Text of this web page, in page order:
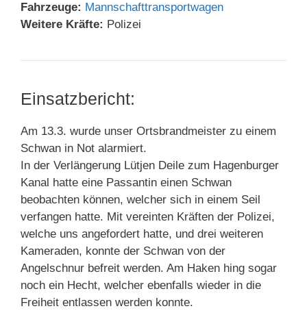
Fahrzeuge: Mannschafttransportwagen
Weitere Kräfte: Polizei
Einsatzbericht:
Am 13.3. wurde unser Ortsbrandmeister zu einem
Schwan in Not alarmiert.
In der Verlängerung Lütjen Deile zum Hagenburger
Kanal hatte eine Passantin einen Schwan
beobachten können, welcher sich in einem Seil
verfangen hatte. Mit vereinten Kräften der Polizei,
welche uns angefordert hatte, und drei weiteren
Kameraden, konnte der Schwan von der
Angelschnur befreit werden. Am Haken hing sogar
noch ein Hecht, welcher ebenfalls wieder in die
Freiheit entlassen werden konnte.